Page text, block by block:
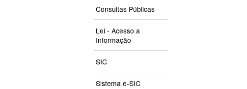
Consultas Públicas
Lei - Acesso a
Informação
SIC
Sistema e-SIC